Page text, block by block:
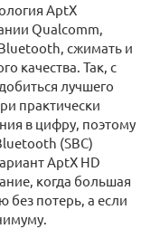
AptX
Qualcomm,
сжимать и
качества. Так, с
лучшего
практически
в цифру, поэтому
(SBC)
AptX HD
когда большая
без потерь, а если